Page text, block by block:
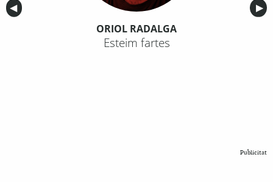
Anterior
◀︎ ▶︎
ORIOL RADALGA
Esteim fartes
Publicitat